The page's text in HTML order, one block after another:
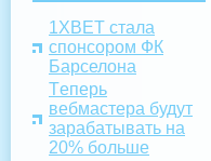
1XBET стала
спонсором ФК
Барселона
Tеперь
вебмастера будут
зарабатывать на
20% больше